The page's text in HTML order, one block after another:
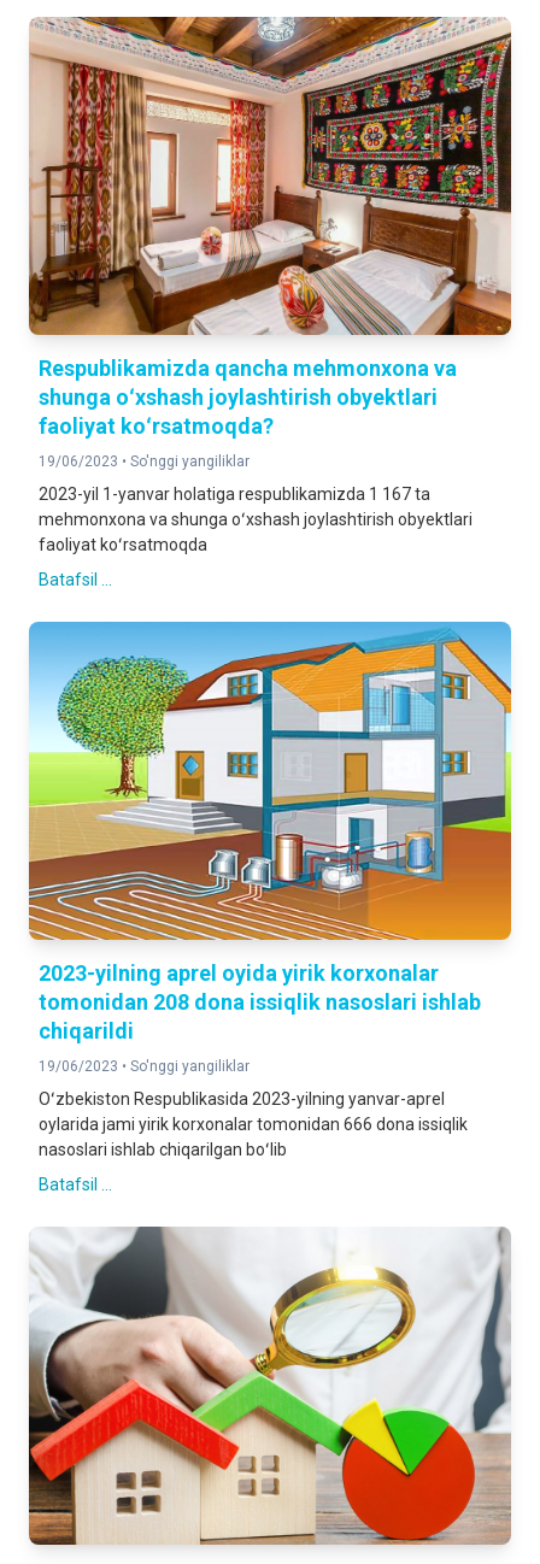
Respublikamizda qancha mehmonxona va
shunga oʻxshash joylashtirish obyektlari
faoliyat koʻrsatmoqda?
19/06/2023 • So'nggi yangiliklar
2023-yil 1-yanvar holatiga respublikamizda 1 167 ta
mehmonxona va shunga oʻxshash joylashtirish obyektlari
faoliyat koʻrsatmoqda
Batafsil ...
2023-yilning aprel oyida yirik korxonalar
tomonidan 208 dona issiqlik nasoslari ishlab
chiqarildi
19/06/2023 • So'nggi yangiliklar
Oʻzbekiston Respublikasida 2023-yilning yanvar-aprel
oylarida jami yirik korxonalar tomonidan 666 dona issiqlik
nasoslari ishlab chiqarilgan boʻlib
Batafsil ...